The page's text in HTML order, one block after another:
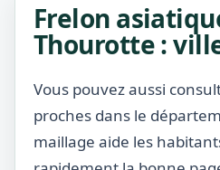
Frelon
Thourotte :
Vous pouvez aussi
proches dans le
maillage aide les